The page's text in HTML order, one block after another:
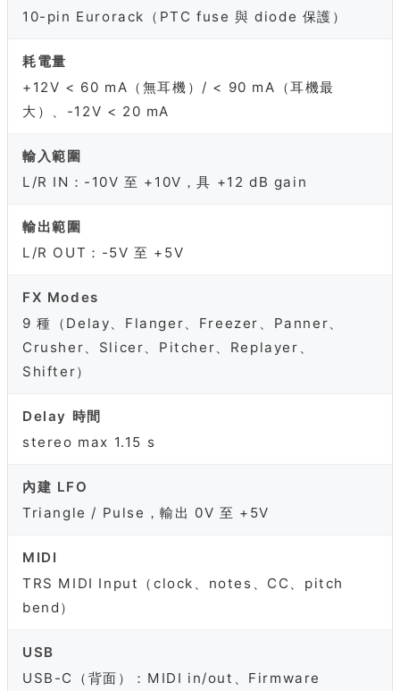
10-pin Eurorack（PTC fuse 與 diode 保護）
耗電量
+12V < 60 mA（無耳機）/ < 90 mA（耳機最
大）、-12V < 20 mA
輸入範圍
L/R IN：-10V 至 +10V，具 +12 dB gain
輸出範圍
L/R OUT：-5V 至 +5V
FX Modes
9 種（Delay、Flanger、Freezer、Panner、
Crusher、Slicer、Pitcher、Replayer、
Shifter）
Delay 時間
stereo max 1.15 s
內建 LFO
Triangle / Pulse，輸出 0V 至 +5V
MIDI
TRS MIDI Input（clock、notes、CC、pitch
bend）
USB
USB-C（背面）：MIDI in/out、Firmware